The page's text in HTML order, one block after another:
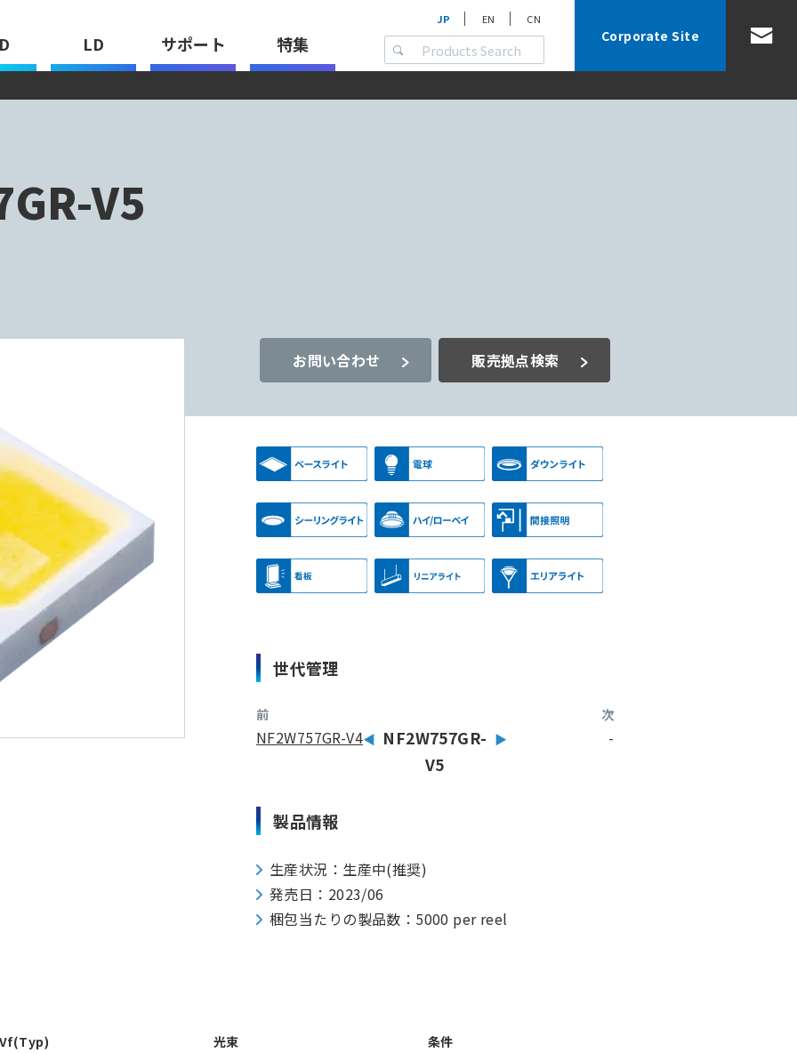
LD サポート 特集
JP EN CN
Corporate Site
V5
お問い合わせ 販売拠点検索
世代管理
前
NF2W757GR-V4
NF2W757GR-
V5
次
-
製品情報
生産状況：生産中(推奨)
発売日：2023/06
梱包当たりの製品数：5000 per reel
Vf(Typ)
光束
条件